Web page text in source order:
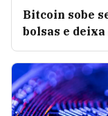
Bitcoin sobe
bolsas e